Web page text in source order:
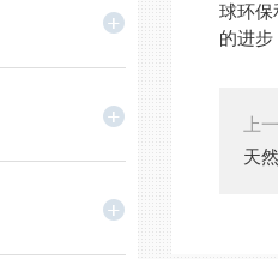
球环保
的进
上
天